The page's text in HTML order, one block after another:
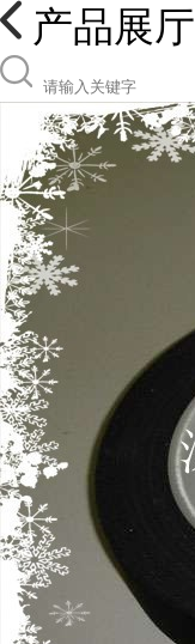
产品展厅